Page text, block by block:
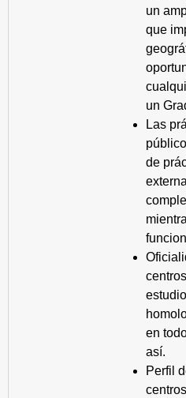
un
que
un
Las
de
en
así.
Perfil